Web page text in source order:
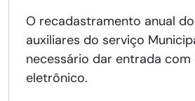
O recadastramento anual
auxiliares do serviço
necessário dar entrada
eletrônico.